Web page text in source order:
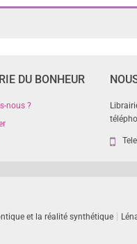
DU BONHEUR
nous ?
et la réalité synthétique